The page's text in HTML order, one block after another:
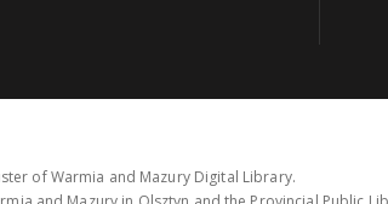
of Warmia and Mazury Digital Library.